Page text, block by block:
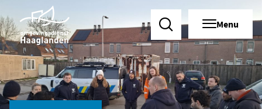
Zoeken Menu